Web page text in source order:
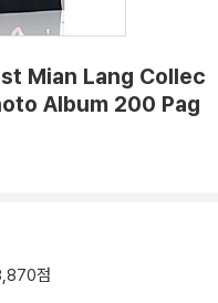
Mian Lang Collec
Album 200 Pag
점